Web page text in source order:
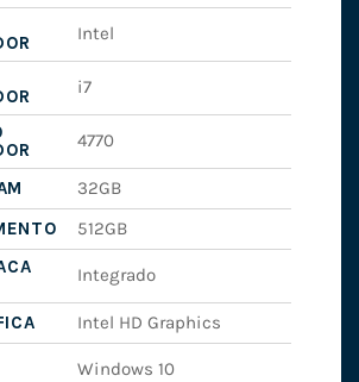
Intel
i7
4770
32GB
512GB
Integrado
Intel HD Graphics
Windows 10